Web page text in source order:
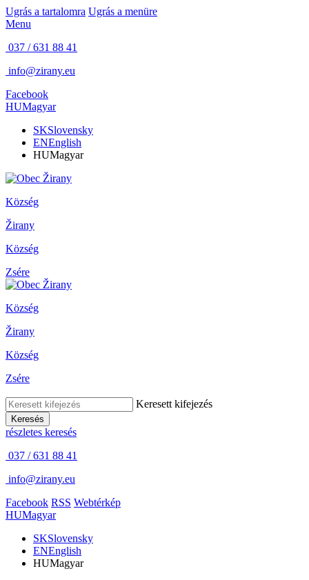
Ugrás a tartalomra Ugrás a menüre
Menu
037 / 631 88 41
info@zirany.eu
Facebook
HUMagyar
SKSlovensky
ENEnglish
HUMagyar
Község
Žirany
Község
Zsére
Község
Žirany
Község
Zsére
Keresett kifejezés
Keresés
részletes keresés
037 / 631 88 41
info@zirany.eu
Facebook RSS Webtérkép
HUMagyar
SKSlovensky
ENEnglish
HUMagyar